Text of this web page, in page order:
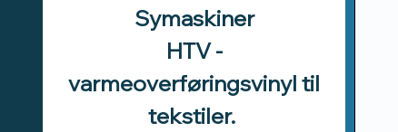
Symaskiner
HTV -
varmeoverføringsvinyl til
tekstiler.